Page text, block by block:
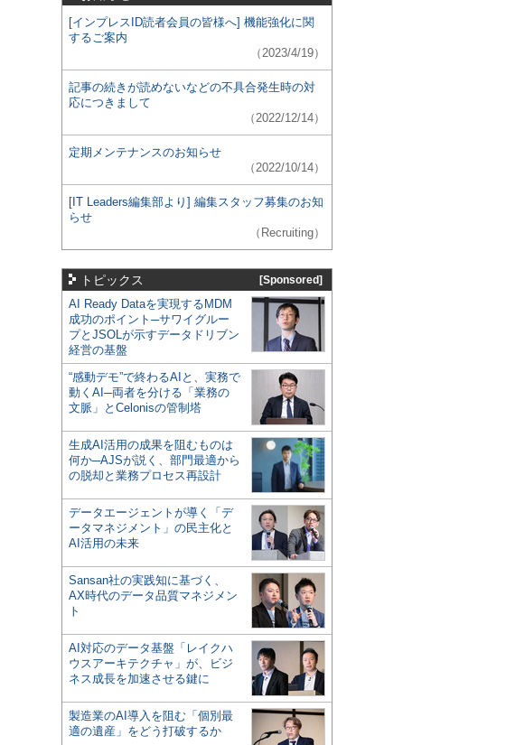
[インプレスID読者会員の皆様へ] 機能強化に関
するご案内
（2023/4/19）
記事の続きが読めないなどの不具合発生時の対
応につきまして
（2022/12/14）
定期メンテナンスのお知らせ
（2022/10/14）
[IT Leaders編集部より] 編集スタッフ募集のお知
らせ
（Recruiting）
トピックス [Sponsored]
AI Ready Dataを実現するMDM
成功のポイント─サワイグルー
プとJSOLが示すデータドリブン
経営の基盤
“感動デモ”で終わるAIと、実務で
動くAI─両者を分ける「業務の
文脈」とCelonisの管制塔
生成AI活用の成果を阻むものは
何か─AJSが説く、部門最適から
の脱却と業務プロセス再設計
データエージェントが導く「デ
ータマネジメント」の民主化と
AI活用の未来
Sansan社の実践知に基づく、
AX時代のデータ品質マネジメン
ト
AI対応のデータ基盤「レイクハ
ウスアーキテクチャ」が、ビジ
ネス成長を加速させる鍵に
製造業のAI導入を阻む「個別最
適の遺産」をどう打破するか